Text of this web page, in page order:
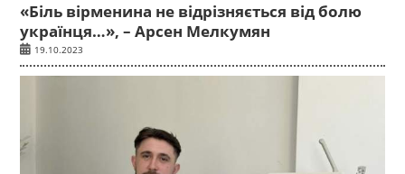
«Біль вірменина не відрізняється від болю
українця…», – Арсен Мелкумян
19.10.2023